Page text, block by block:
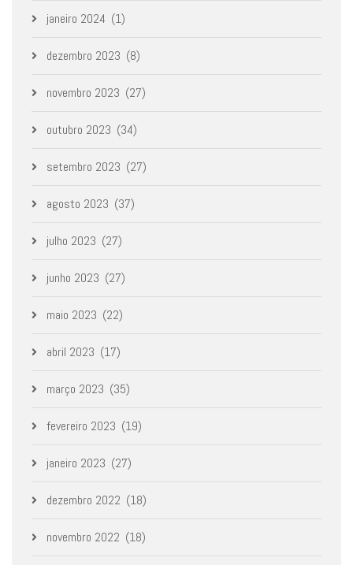
janeiro 2024 (1)
dezembro 2023 (8)
novembro 2023 (27)
outubro 2023 (34)
setembro 2023 (27)
agosto 2023 (37)
julho 2023 (27)
junho 2023 (27)
maio 2023 (22)
abril 2023 (17)
março 2023 (35)
fevereiro 2023 (19)
janeiro 2023 (27)
dezembro 2022 (18)
novembro 2022 (18)